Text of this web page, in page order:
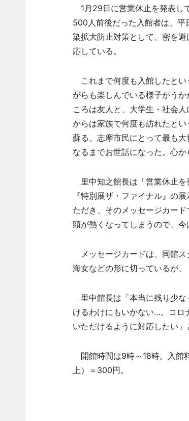
1月29日に営業休止を発表し
500人前後だった入館者は、
染拡大防止対策として、密を
応している。
これまで何度も入館したとい
がらも楽しんでいる様子がう
ころは友人と、大学生・社会
からは家族で何度も訪れたと
蘇る。志摩市民にとって最も
なるまでお世話になった。心か
里中知之館長は「営業休止を
『特別展ザ・ファイナル』の
ただき、そのメッセージカー
頭が熱くなってしまうので、
メッセージカードは、同館ス
海女などの形に切っているが、
里中館長は「本当に残り少な
けるわけにもいかない…。コロ
いただけるように対応したい」
開館時間は9時～18時。入館
上）＝300円。